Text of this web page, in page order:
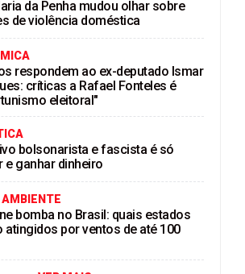
da Penha mudou olhar sobre
de violência doméstica
respondem ao ex-deputado Ismar
críticas a Rafael Fonteles é
eleitoral"
bolsonarista e fascista é só
e ganhar dinheiro
AMBIENTE
bomba no Brasil: quais estados
atingidos por ventos de até 100